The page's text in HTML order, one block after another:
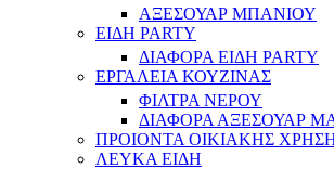
ΑΞΕΣΟΥΑΡ ΜΠΑΝΙΟΥ
ΕΙΔΗ PARTY
ΔΙΑΦΟΡΑ ΕΙΔΗ PARTY
ΕΡΓΑΛΕΙΑ ΚΟΥΖΙΝΑΣ
ΦΙΛΤΡΑ ΝΕΡΟΥ
ΔΙΑΦΟΡΑ ΑΞΕΣΟΥΑΡ
ΠΡΟΙΟΝΤΑ ΟΙΚΙΑΚΗΣ
ΛΕΥΚΑ ΕΙΔΗ